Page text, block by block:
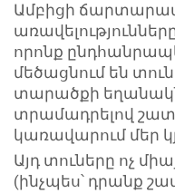
Ամբիցի
որոնք
մեծացնում են
տարածքի
տրամադրելով շատ
կառավարում մեր
Այդ տուները ոչ
(ինչպես՝ դրանք